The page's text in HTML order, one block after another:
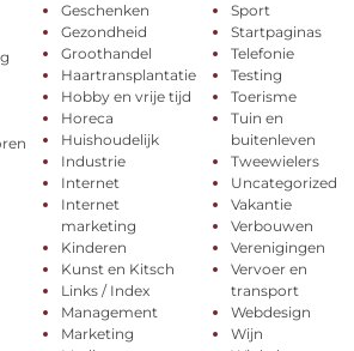
Geschenken
Gezondheid
Groothandel
Haartransplantatie
Hobby en vrije tijd
Horeca
Huishoudelijk
Industrie
Internet
Internet
marketing
Kinderen
Kunst en Kitsch
Links / Index
Management
Marketing
Sport
Startpaginas
Telefonie
Testing
Toerisme
Tuin en
buitenleven
Tweewielers
Uncategorized
Vakantie
Verbouwen
Verenigingen
Vervoer en
transport
Webdesign
Wijn